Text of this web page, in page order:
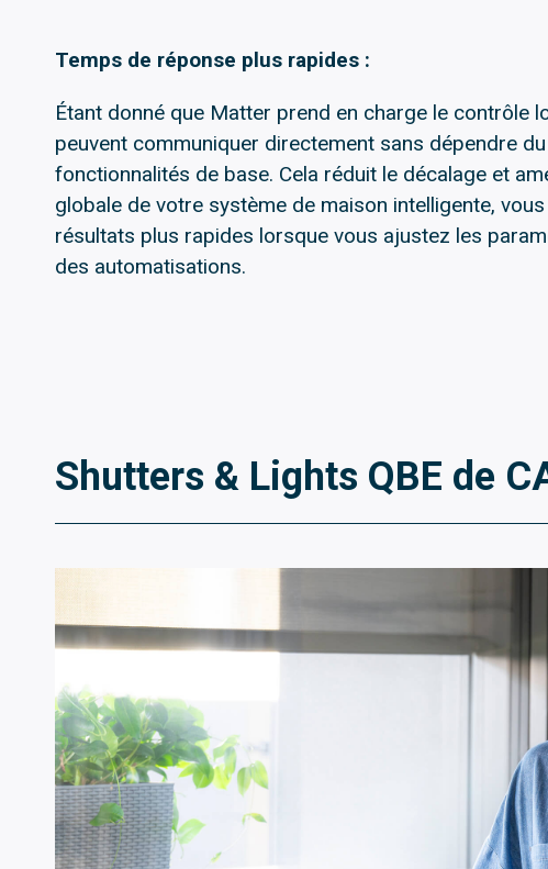
Temps de réponse plus rapides :
Étant donné que Matter prend en charge le contrôle
peuvent communiquer directement sans dépendre
fonctionnalités de base. Cela réduit le décalage et
globale de votre système de maison intelligente,
résultats plus rapides lorsque vous ajustez les
des automatisations.
Shutters & Lights QBE de